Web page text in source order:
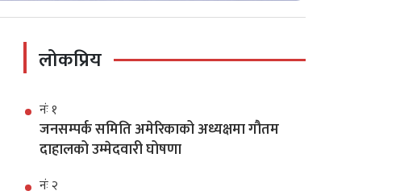
लोकप्रिय
नंः १
जनसम्पर्क समिति अमेरिकाको अध्यक्षमा गौतम
दाहालको उम्मेदवारी घोषणा
नंः २